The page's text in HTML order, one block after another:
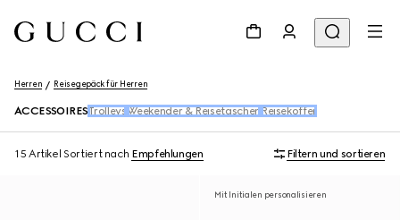
Herren Reisegepäck für Herren
ACCESSOIRES Trolleys Weekender & Reisetaschen Reisekoffer
15 Artikel Sortiert nach Empfehlungen Filtern und sortieren
Mit Initialen personalisieren